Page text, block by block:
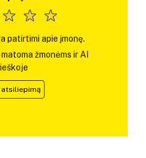
patirtimi apie įmonę.
žmonėms ir AI
atsiliepimą